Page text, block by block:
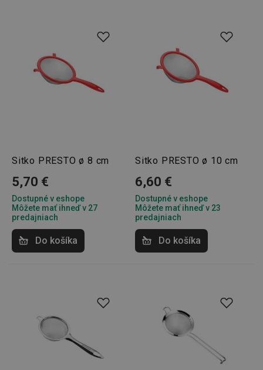
Sitko PRESTO ø 8 cm
5,70 €
Dostupné v eshope
Môžete mať ihneď v 27
predajniach
Do košíka
Sitko PRESTO ø 10 cm
6,60 €
Dostupné v eshope
Môžete mať ihneď v 23
predajniach
Do košíka